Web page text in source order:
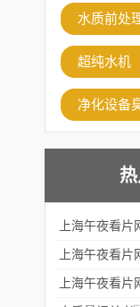
水质前处
超纯水机
净化设备